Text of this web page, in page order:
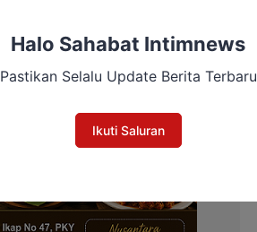
Halo Sahabat Intimnews
Pastikan Selalu Update Berita Terbaru
Ikuti Saluran